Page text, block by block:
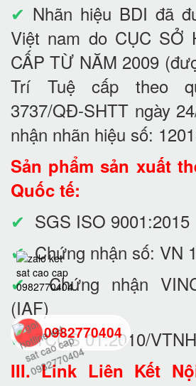
✔ Nhãn hiệu BDI đã
Việt nam do CỤC SỞ
CẤP TỪ NĂM 2009
Trí Tuệ cấp theo
3737/QĐ-SHTT ngày
nhận nhãn hiệu số:
Sản phẩm sản xuất
Quốc tế:
✔ SGS ISO 9001:2015
✔Chứng nhận số: VN
✔Chứng nhận
(IAF)
✔TCCS 01:2010/
III. Link Liên Kết
0982770404